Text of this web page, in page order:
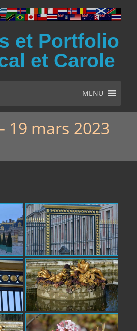
et Portfolio
et Carole
MENU
19 mars 2023